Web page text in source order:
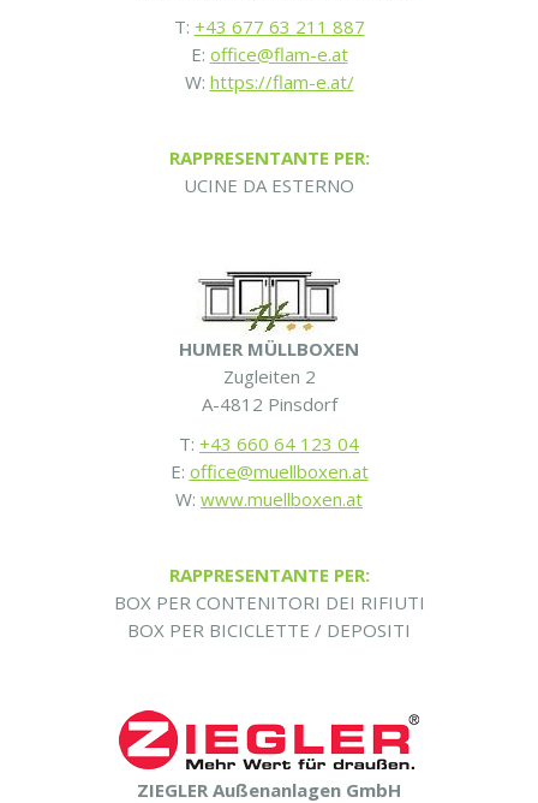
T: +43 677 63 211 887
E: office@flam-e.at
W: https://flam-e.at/
RAPPRESENTANTE PER:
UCINE DA ESTERNO
HUMER MÜLLBOXEN
Zugleiten 2
A-4812 Pinsdorf
T: +43 660 64 123 04
E: office@muellboxen.at
W: www.muellboxen.at
RAPPRESENTANTE PER:
BOX PER CONTENITORI DEI RIFIUTI
BOX PER BICICLETTE / DEPOSITI
ZIEGLER Außenanlagen GmbH